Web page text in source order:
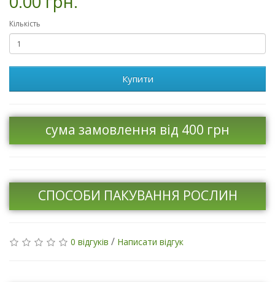
Кількість
Купити
сума замовлення від 400 грн
СПОСОБИ ПАКУВАННЯ РОСЛИН
0 відгуків / Написати відгук